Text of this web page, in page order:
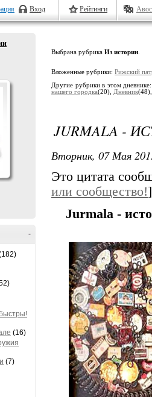
Вход Рейтинги
-
(16)
(7)
Выбрана рубрика Из истории
Вложенные рубрики: Рижский
Другие рубрики в этом
нашего городка(20), Дневник
JURMALA -
Вторник, 07 Мая
Это цитата
или сообщество!]
Jurmala -